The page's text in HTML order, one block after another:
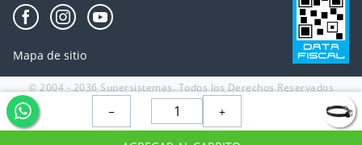
+
−
Mapa de sitio
© 2004 - 2036 Supersistemas. Todos los Derechos Reservados